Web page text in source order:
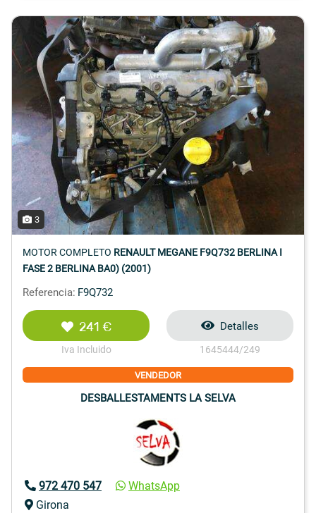
3
MOTOR COMPLETO RENAULT MEGANE F9Q732 BERLINA I
FASE 2 BERLINA BA0) (2001)
Referencia: F9Q732
241 €
Iva Incluido
Detalles
1645444/249
VENDEDOR
DESBALLESTAMENTS LA SELVA
972 470 547
WhatsApp
Girona